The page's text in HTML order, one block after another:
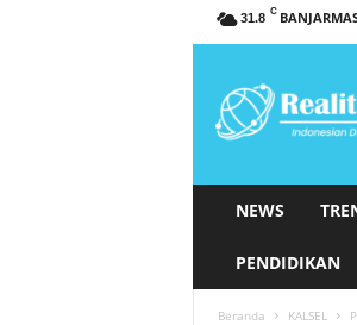
31.8 C
t
NEWS
PENDIDIKAN
Beranda KALSEL